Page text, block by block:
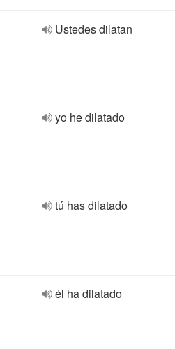
Ustedes dilatan
yo he dilatado
tú has dilatado
él ha dilatado